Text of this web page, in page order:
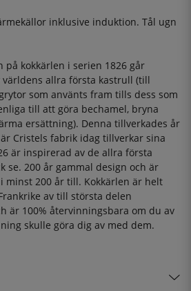
inklusive induktion. Tål ugn
på kokkärlen i serien 1826 går
allra första kastrull (till
som använts fram tills dess som
till att göra bechamel, bryna
ersättning). Denna tillverkades år
Cristels fabrik idag tillverkar sina
är inspirerad av de allra första
se. 200 år gammal design och är
minst 200 år till. Kokkärlen är helt
av till största delen
är 100% återvinningsbara om du av
skulle göra dig av med dem.